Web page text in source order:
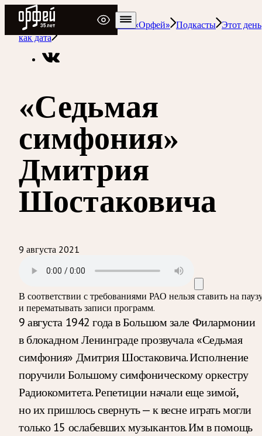
Радио Орфей
Радио классической музыки «Орфей» Подкасты Этот день
как дата
«Седьмая
симфония»
Дмитрия
Шостаковича
9 августа 2021
В соответствии с требованиями РАО нельзя ставить на
и перематывать записи программ.
9 августа 1942 года в Большом зале Филармонии
в блокадном Ленинграде прозвучала «Седьмая
симфония» Дмитрия Шостаковича. Исполнение
поручили Большому симфоническому оркестру
Радиокомитета. Репетиции начали еще зимой,
но их пришлось свернуть — к весне играть могли
только 15 ослабевших музыкантов. Им в помощь